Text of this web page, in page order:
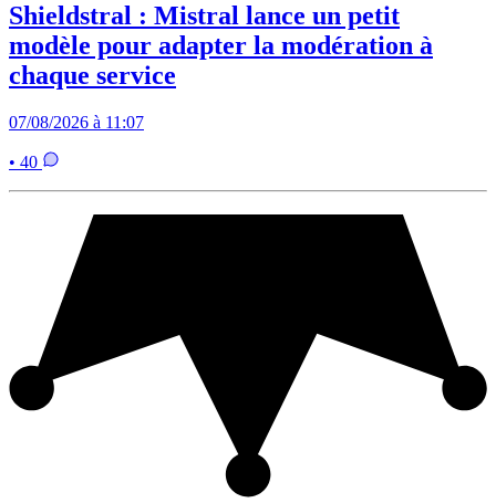
Shieldstral : Mistral lance un petit
modèle pour adapter la modération à
chaque service
07/08/2026 à 11:07
• 40